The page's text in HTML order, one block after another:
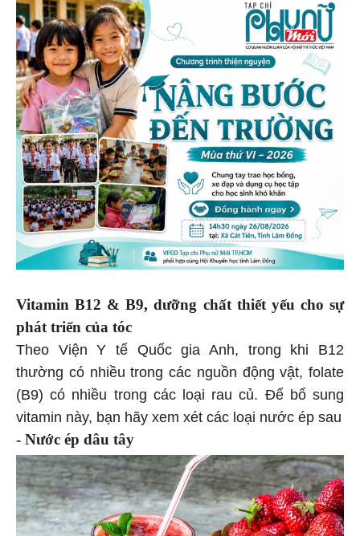
Vitamin B12 & B9, dưỡng chất thiết yếu cho sự
phát triển của tóc
Theo Viện Y tế Quốc gia Anh, trong khi B12
thường có nhiều trong các nguồn động vật, folate
(B9) có nhiều trong các loại rau củ. Để bổ sung
vitamin này, bạn hãy xem xét các loại nước ép sau
- Nước ép dâu tây